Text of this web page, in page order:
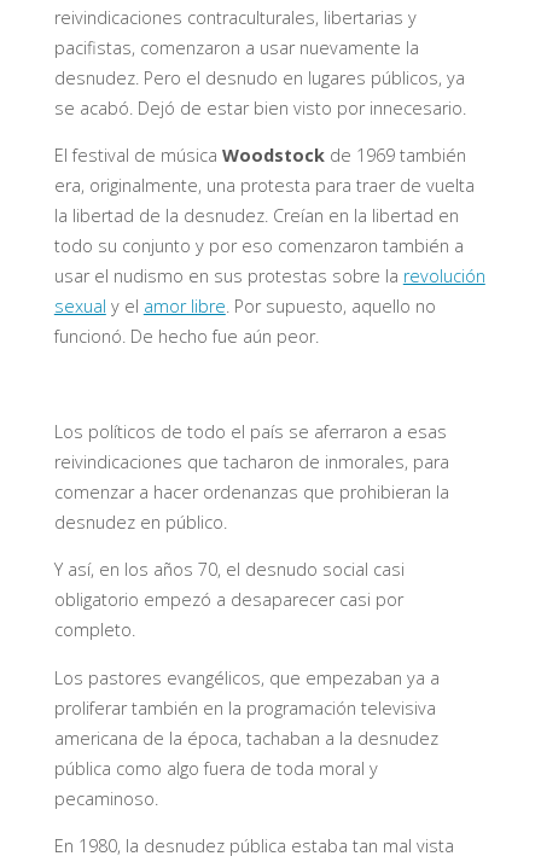
reivindicaciones contraculturales, libertarias y
pacifistas, comenzaron a usar nuevamente la
desnudez. Pero el desnudo en lugares públicos, ya
se acabó. Dejó de estar bien visto por innecesario.
El festival de música Woodstockde 1969 también
era, originalmente, una protesta para traer de vuelta
la libertad de la desnudez. Creían en la libertad en
todo su conjunto y por eso comenzaron también a
usar el nudismo en sus protestas sobre la revolución
sexual y el amor libre. Por supuesto, aquello no
funcionó. De hecho fue aún peor.
Los políticos de todo el país se aferraron a esas
reivindicaciones que tacharon de inmorales, para
comenzar a hacer ordenanzas que prohibieran la
desnudez en público.
Y así, en los años 70, el desnudo social casi
obligatorio empezó a desaparecer casi por
completo.
Los pastores evangélicos, que empezaban ya a
proliferar también en la programación televisiva
americana de la época, tachaban a la desnudez
pública como algo fuera de toda moral y
pecaminoso.
En 1980, la desnudez pública estaba tan mal vista